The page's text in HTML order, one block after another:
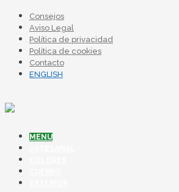
Consejos
Aviso Legal
Política de privacidad
Política de cookies
Contacto
ENGLISH
MENU